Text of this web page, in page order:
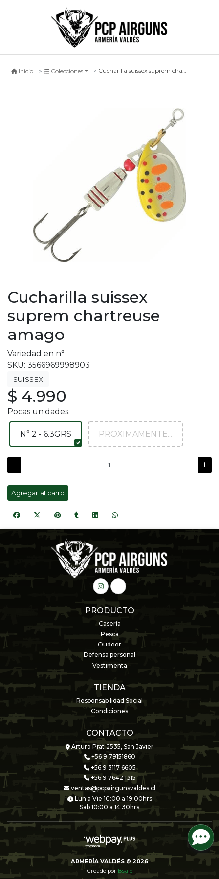
Inicio Colecciones Cucharilla suissex suprem chartreuse amago
Cucharilla suissex
suprem chartreuse
amago
Variedad en n°
SKU: 3566969998903
SUISSEX
$ 4.990
Pocas unidades.
N° 2 - 6.3GRS PROXIMAMENTE...
Agregar al carro
PRODUCTO
Casería
Pesca
Oudoor
Defensa personal
Vestimenta
TIENDA
Responsabilidad Social
Condiciones
CONTACTO
Arturo Prat 2535, San Javier
+56 9 79151860
+56 9 3117 6605
+56 9 7642 1315
ventas@pcpairgunsvaldes.cl
Lun a Vie 10:00 a 19:00hrs
Sab 10:00 a 14:30hrs
ARMERÍA VALDÉS © 2026
Creado por Bsale